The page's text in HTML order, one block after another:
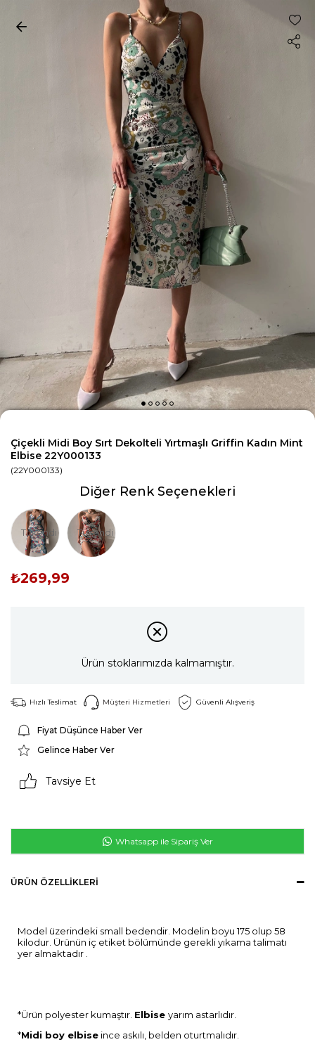
Çiçekli Midi Boy Sırt Dekolteli Yırtmaşlı Griffin Kadın Mint
Elbise 22Y000133
(22Y000133)
Diğer Renk Seçenekleri
Tükendi Tükendi
₺269,99
Ürün stoklarımızda kalmamıştır.
Hızlı Teslimat Müşteri Hizmetleri Güvenli Alışveriş
Fiyat Düşünce Haber Ver
Gelince Haber Ver
Tavsiye Et
Whatsapp ile Sipariş Ver
ÜRÜN ÖZELLIKLERI
Model üzerindeki small bedendir. Modelin boyu 175 olup 58
kilodur. Ürünün iç etiket bölümünde gerekli yıkama talimatı
yer almaktadır .
*Ürün polyester kumaştır. Elbise yarım astarlıdır.
*Midi boy elbise ince askılı, belden oturtmalıdır.